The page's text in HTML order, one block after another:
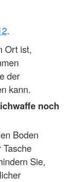
.
Ort ist,
der
kann.
noch
Boden
Sie,